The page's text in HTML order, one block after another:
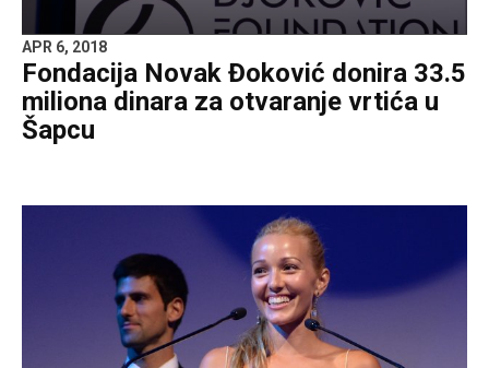
APR 6, 2018
Fondacija Novak Đoković donira 33.5
miliona dinara za otvaranje vrtića u
Šapcu